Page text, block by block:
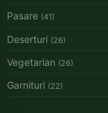
Pasare (41)
Deserturi (26)
Vegetarian (26)
Garnituri (22)